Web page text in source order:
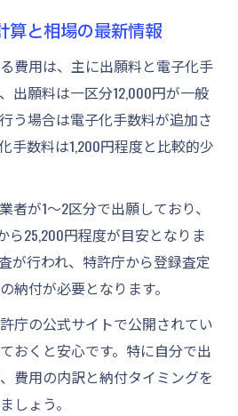
算と相場の最新情報
費用は、主に出願料と電子化手
出願料は一区分12,000円が一般
う場合は電子化手数料が追加さ
手数料は1,200円程度と比較的少
者が1～2区分で出願しており、
ら25,200円程度が目安となりま
が行われ、特許庁から登録査定
納付が必要となります。
庁の公式サイトで公開されてい
おくと安心です。特に自分で出
費用の内訳と納付タイミングを
しょう。